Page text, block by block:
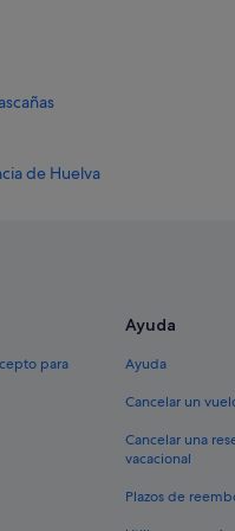
de Huelva
de Cádiz
para
Ayuda
Ayuda
Cancelar un
Cancelar una
vacacional
Plazos de